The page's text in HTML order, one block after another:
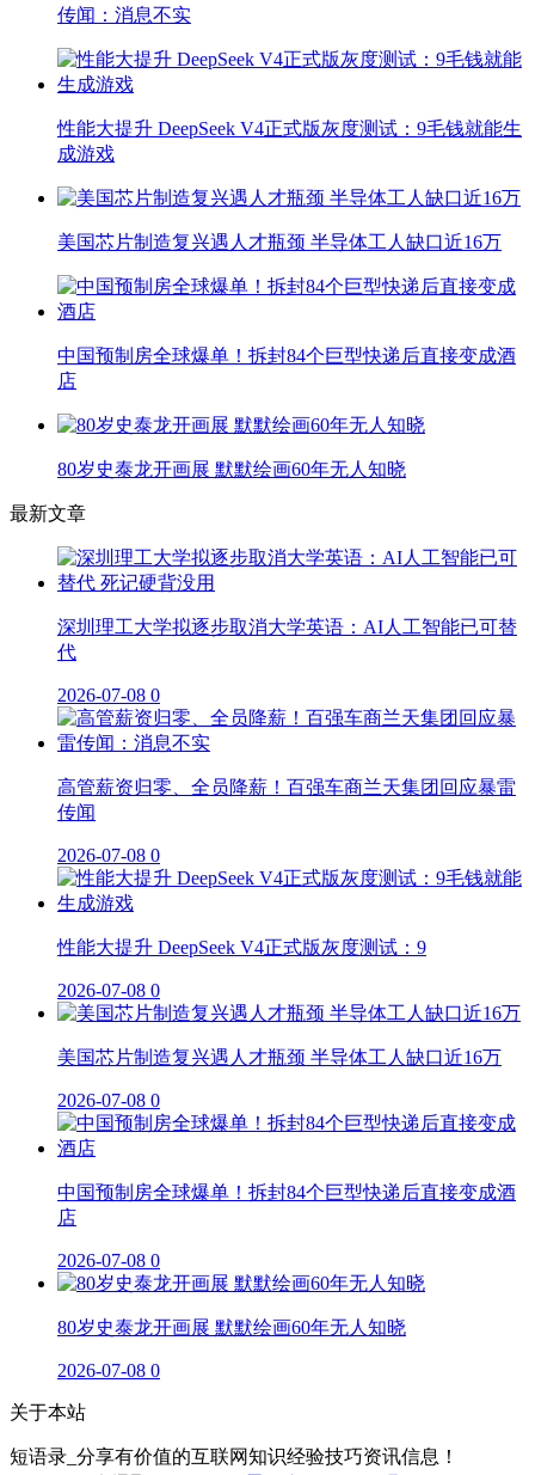
传闻：消息不实
性能大提升 DeepSeek V4正式版灰度测试：9毛钱就能生
成游戏
美国芯片制造复兴遇人才瓶颈 半导体工人缺口近16万
中国预制房全球爆单！拆封84个巨型快递后直接变成酒
店
80岁史泰龙开画展 默默绘画60年无人知晓
最新文章
深圳理工大学拟逐步取消大学英语：AI人工智能已可替
代
2026-07-08 0
高管薪资归零、全员降薪！百强车商兰天集团回应暴雷
传闻
2026-07-08 0
性能大提升 DeepSeek V4正式版灰度测试：9
2026-07-08 0
美国芯片制造复兴遇人才瓶颈 半导体工人缺口近16万
2026-07-08 0
中国预制房全球爆单！拆封84个巨型快递后直接变成酒
店
2026-07-08 0
80岁史泰龙开画展 默默绘画60年无人知晓
2026-07-08 0
关于本站
短语录_分享有价值的互联网知识经验技巧资讯信息！